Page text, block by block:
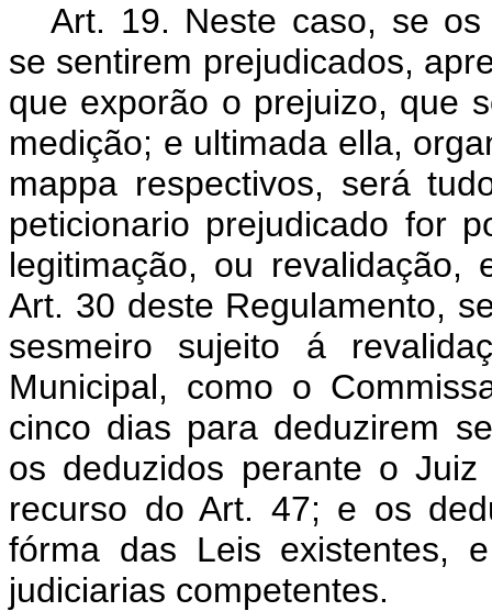
Art. 19. Neste caso, se
se sentirem prejudicados,
que exporão o prejuizo, que
medição; e ultimada ella,
mappa respectivos, será
peticionario prejudicado for
legitimação, ou
Art. 30 deste Regulamento,
sesmeiro sujeito á
Municipal, como o
cinco dias para deduzirem
os deduzidos perante o
recurso do Art. 47; e os
fórma das Leis existentes,
judiciarias competentes.